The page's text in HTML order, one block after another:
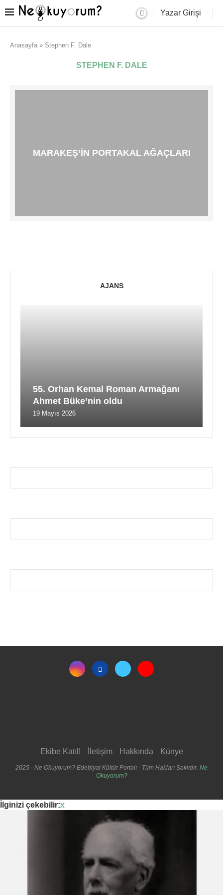
Yazar Girişi
Anasayfa » Stephen F. Dale
STEPHEN F. DALE
MARAKEŞ’IN PORTAKAL AĞAÇLARI
AJANS
55. Orhan Kemal Roman Armağanı
Ahmet Büke’nin oldu
19 Mayıs 2026
Ekibe Katıl! İletişim Hakkında Künye
2025 - Ne Okuyorum? Edebiyat Kültür Portalı - Tüm Hakları Saklıdır. Ne
Okuyorum?
İlginizi çekebilir:x